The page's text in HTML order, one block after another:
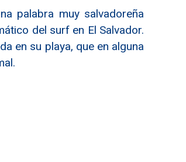
palabra muy salvadoreña
del surf en El Salvador.
en su playa, que en alguna